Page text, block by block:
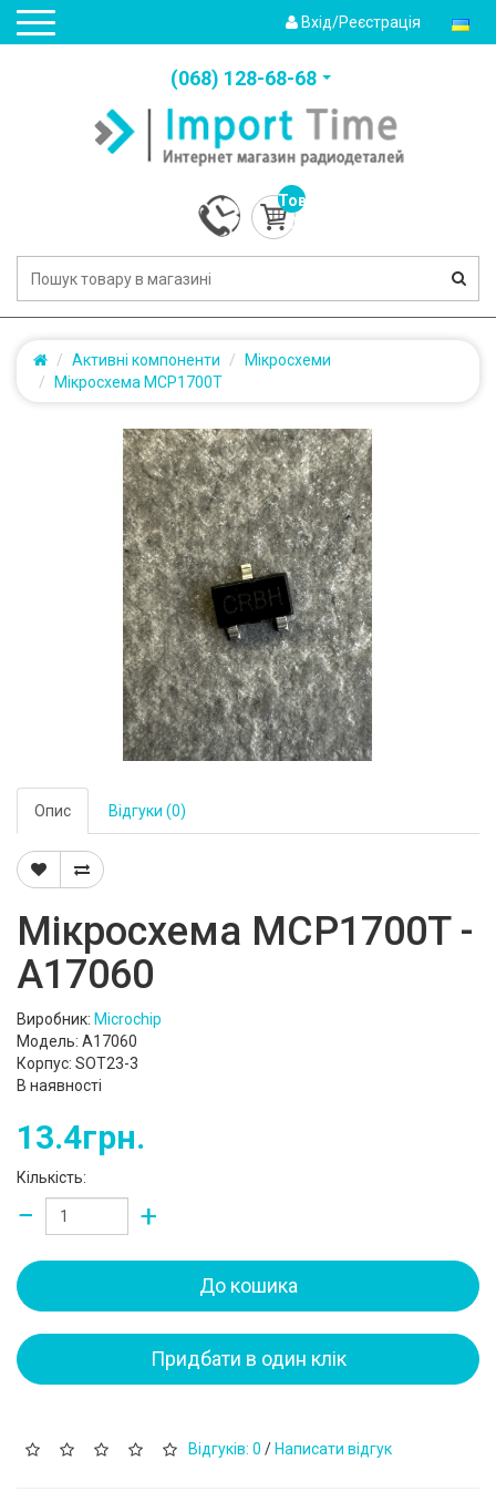
Вхід/Реєстрація
(‎068) 128-68-68
Товарів:
0
(0.0грн.)
Активні компоненти
Мікросхеми
Мікросхема MCP1700T
Опис Відгуки (0)
Мікросхема MCP1700T -
A17060
Виробник: Microchip
Модель: A17060
Корпус: SOT23-3
В наявності
13.4грн.
Кількість:
− +
До кошика
Придбати в один клік
Відгуків: 0 / Написати відгук